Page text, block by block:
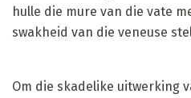
hulle die mure van die vate
swakheid van die veneuse
Om die skadelike uitwerking